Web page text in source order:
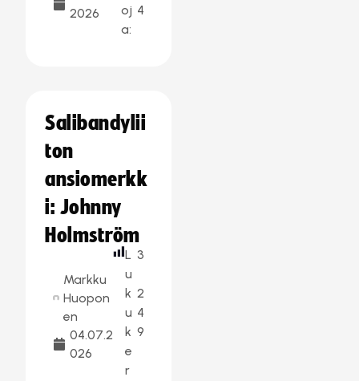
2026
oj
a:
4
Salibandylii
ton
ansiomerkk
i: Johnny
Holmström
Markku
Huopon
en
04.07.2
026
L
u
k
u
k
e
r
3
2
4
9